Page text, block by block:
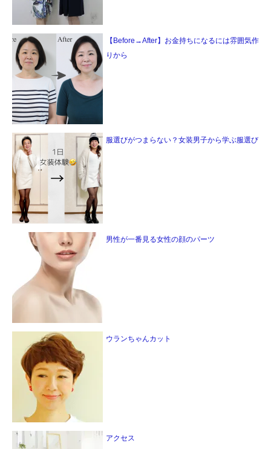
【Before→After】お金持ちになるには雰囲気作
りから
服選びがつまらない？女装男子から学ぶ服選び
男性が一番見る女性の顔のパーツ
ウランちゃんカット
アクセス